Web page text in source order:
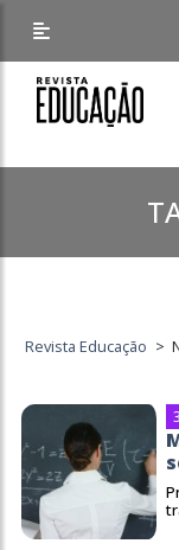
Revista Educação >